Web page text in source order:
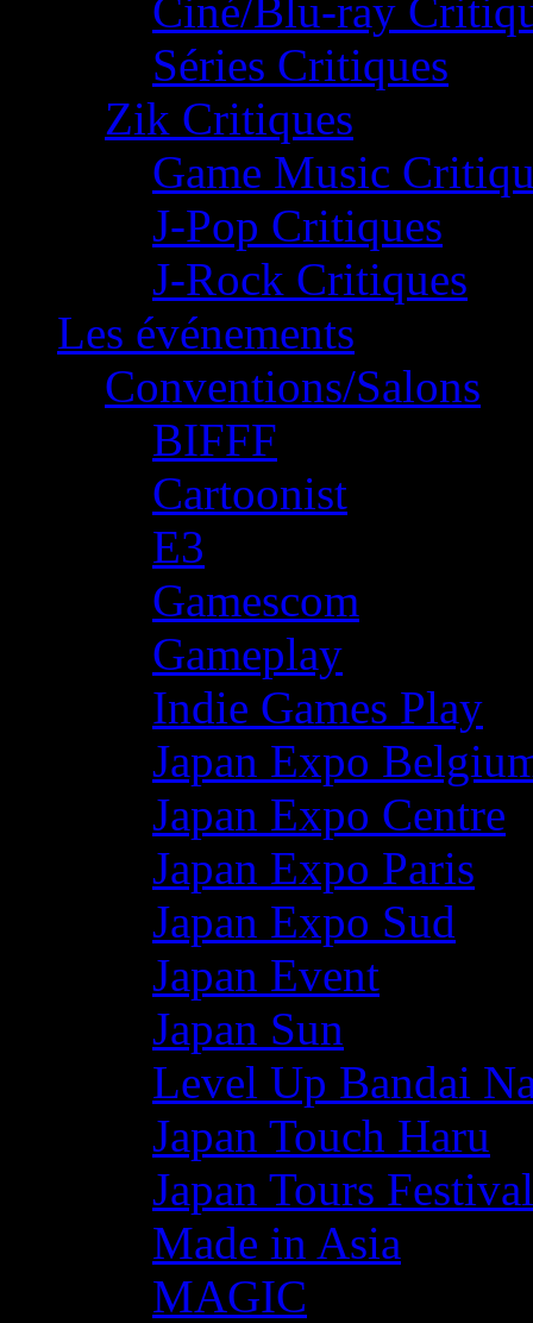
Ciné/Blu-ray
Séries Critiques
Zik Critiques
Game Music
J-Pop Critiques
J-Rock Critiques
Les événements
Conventions/Salons
BIFFF
Cartoonist
E3
Gamescom
Gameplay
Indie Games Play
Japan Expo
Japan Expo Centre
Japan Expo Paris
Japan Expo Sud
Japan Event
Japan Sun
Level Up Bandai
Japan Touch Haru
Japan Tours Festival
Made in Asia
MAGIC